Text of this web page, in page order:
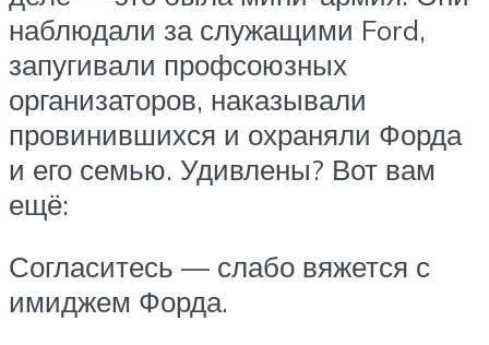
наблюдали за служащими Ford,
запугивали профсоюзных
организаторов, наказывали
провинившихся и охраняли Форда
и его семью. Удивлены? Вот вам
ещё:
Согласитесь — слабо вяжется с
имиджем Форда.